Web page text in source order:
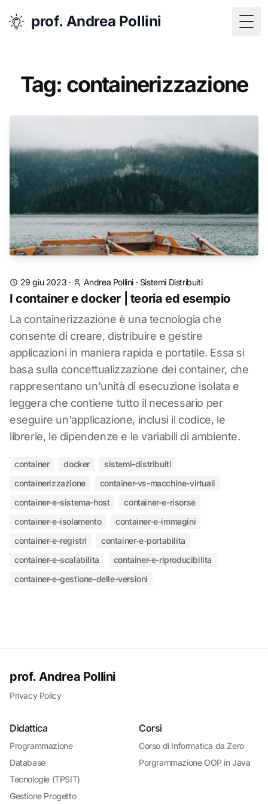
prof. Andrea Pollini
Tag: containerizzazione
29 giu 2023 · Andrea Pollini · Sistemi Distribuiti
I container e docker | teoria ed esempio
La containerizzazione è una tecnologia che
consente di creare, distribuire e gestire
applicazioni in maniera rapida e portatile. Essa si
basa sulla concettualizzazione dei container, che
rappresentano un'unità di esecuzione isolata e
leggera che contiene tutto il necessario per
eseguire un'applicazione, inclusi il codice, le
librerie, le dipendenze e le variabili di ambiente.
container docker
sistemi-distribuiti
containerizzazione
container-vs-macchine-virtuali
container-e-sistema-host
container-e-risorse
container-e-isolamento
container-e-immagini
container-e-registri
container-e-portabilita
container-e-scalabilita
container-e-riproducibilita
container-e-gestione-delle-versioni
prof. Andrea Pollini
Privacy Policy
Didattica
Programmazione
Database
Tecnologie (TPSIT)
Gestione Progetto
Corsi
Corso di Informatica da Zero
Porgrammazione OOP in Java